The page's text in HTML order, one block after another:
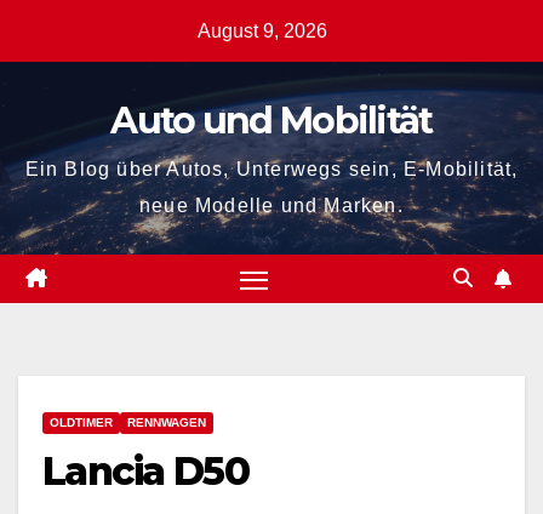
August 9, 2026
Auto und Mobilität
Ein Blog über Autos, Unterwegs sein, E-Mobilität,
neue Modelle und Marken.
OLDTIMER RENNWAGEN
Lancia D50